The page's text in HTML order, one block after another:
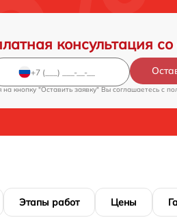
консультация
кнопку "Оставить заявку" Вы соглашаетесь c
Этапы работ Цены